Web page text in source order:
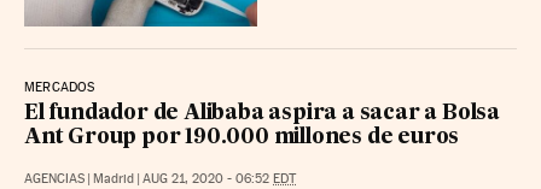
MERCADOS
El fundador de Alibaba aspira a sacar a Bolsa
Ant Group por 190.000 millones de euros
AGENCIAS Madrid AUG 21, 2020 - 06:52 EDT